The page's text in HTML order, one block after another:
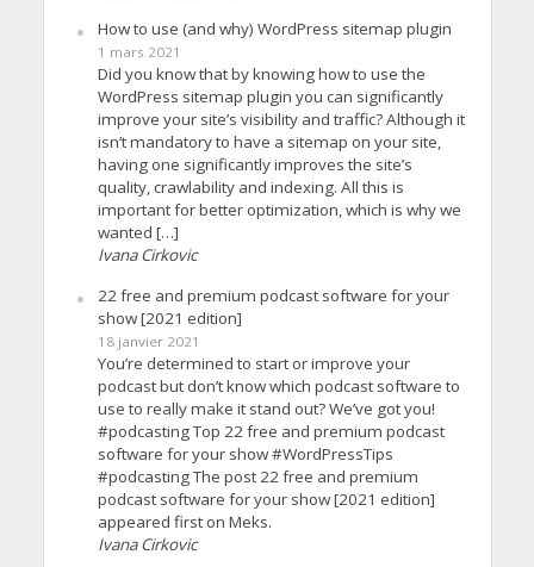
How to use (and why) WordPress sitemap plugin
1 mars 2021
Did you know that by knowing how to use the
WordPress sitemap plugin you can significantly
improve your site’s visibility and traffic? Although it
isn’t mandatory to have a sitemap on your site,
having one significantly improves the site’s
quality, crawlability and indexing. All this is
important for better optimization, which is why we
wanted […]
Ivana Cirkovic
22 free and premium podcast software for your
show [2021 edition]
18 janvier 2021
You’re determined to start or improve your
podcast but don’t know which podcast software to
use to really make it stand out? We’ve got you!
#podcasting Top 22 free and premium podcast
software for your show #WordPressTips
#podcasting The post 22 free and premium
podcast software for your show [2021 edition]
appeared first on Meks.
Ivana Cirkovic